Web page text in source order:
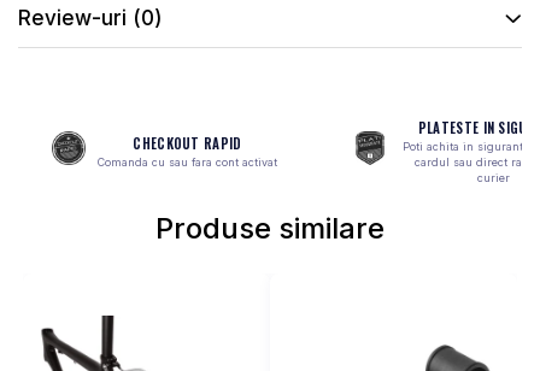
ANGRENAJE
URECHE CADRU
MONOBLOC
Review-uri (0)
CHECKOUT RAPID
Comanda cu sau fara cont activat
PLATESTE IN
Poti achita in siguranta
cardul sau direct
curier
Produse similare